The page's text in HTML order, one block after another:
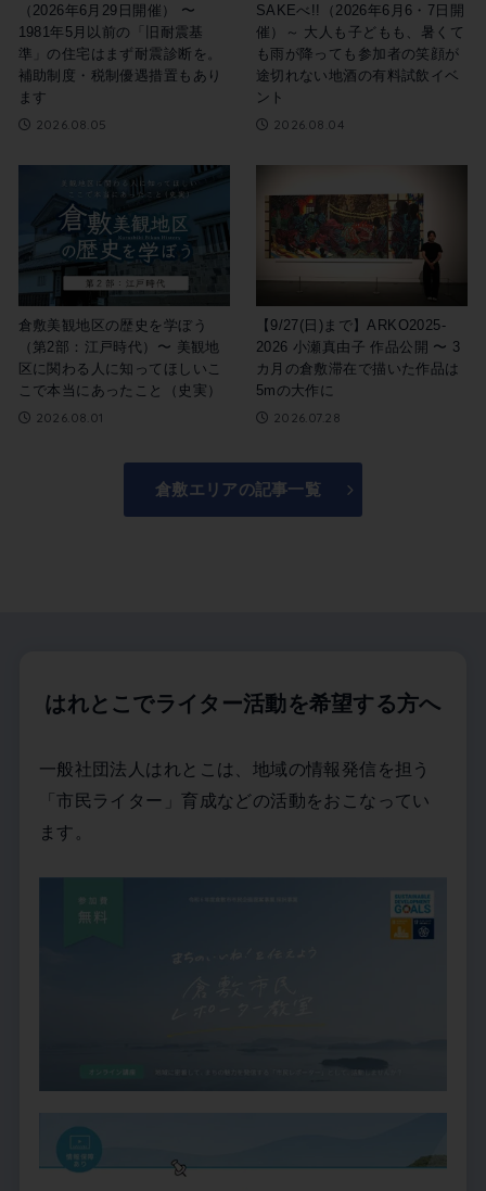
（2026年6月29日開催） 〜
1981年5月以前の「旧耐震基
準」の住宅はまず耐震診断を。
補助制度・税制優遇措置もあり
ます
2026.08.05
SAKEべ!!（2026年6月6・7日開
催）～ 大人も子どもも、暑くて
も雨が降っても参加者の笑顔が
途切れない地酒の有料試飲イベ
ント
2026.08.04
倉敷美観地区の歴史を学ぼう
（第2部：江戸時代）〜 美観地
区に関わる人に知ってほしいこ
こで本当にあったこと（史実）
2026.08.01
【9/27(日)まで】ARKO2025-
2026 小瀬真由子 作品公開 〜 3
カ月の倉敷滞在で描いた作品は
5mの大作に
2026.07.28
倉敷エリアの記事一覧
はれとこでライター活動を希望する方へ
一般社団法人はれとこは、地域の情報発信を担う
「市民ライター」育成などの活動をおこなってい
ます。